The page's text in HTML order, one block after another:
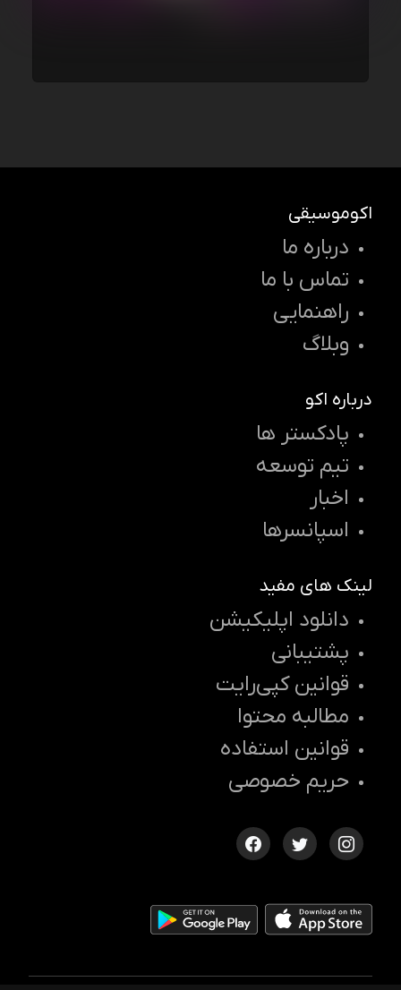
اکوموسیقی
درباره ما
تماس با ما
راهنمایی
وبلاگ
درباره اکو
پادکستر ها
تیم توسعه
اخبار
اسپانسرها
لینک های مفید
دانلود اپلیکیشن
پشتیبانی
قوانین کپی‌رایت
مطالبه محتوا
قوانین استفاده
حریم خصوصی